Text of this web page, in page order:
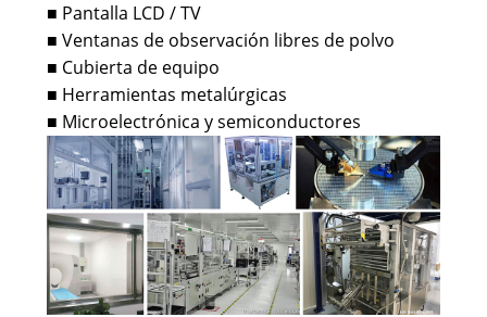
■ Pantalla LCD / TV
■ Ventanas de observación libres de polvo
■ Cubierta de equipo
■ Herramientas metalúrgicas
■ Microelectrónica y semiconductores